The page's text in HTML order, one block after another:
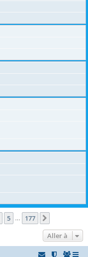
5 177
Aller à